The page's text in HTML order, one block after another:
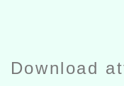
Download